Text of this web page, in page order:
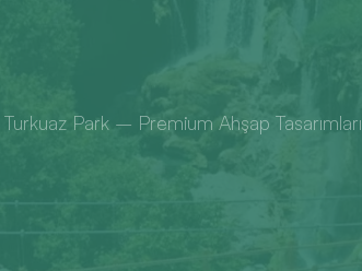
Turkuaz Park – Premium Ahşap Tasarımları